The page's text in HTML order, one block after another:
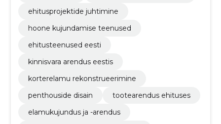
ehitusprojektide juhtimine
hoone kujundamise teenused
ehitusteenused eesti
kinnisvara arendus eestis
korterelamu rekonstrueerimine
penthouside disain
tootearendus ehituses
elamukujundus ja -arendus